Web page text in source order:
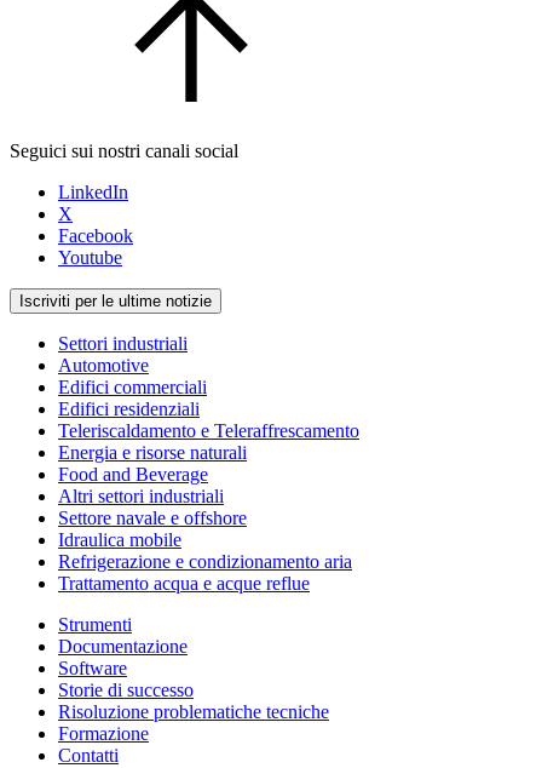
Seguici sui nostri canali social
LinkedIn
X
Facebook
Youtube
Iscriviti per le ultime notizie
Settori industriali
Automotive
Edifici commerciali
Edifici residenziali
Teleriscaldamento e Teleraffrescamento
Energia e risorse naturali
Food and Beverage
Altri settori industriali
Settore navale e offshore
Idraulica mobile
Refrigerazione e condizionamento aria
Trattamento acqua e acque reflue
Strumenti
Documentazione
Software
Storie di successo
Risoluzione problematiche tecniche
Formazione
Contatti